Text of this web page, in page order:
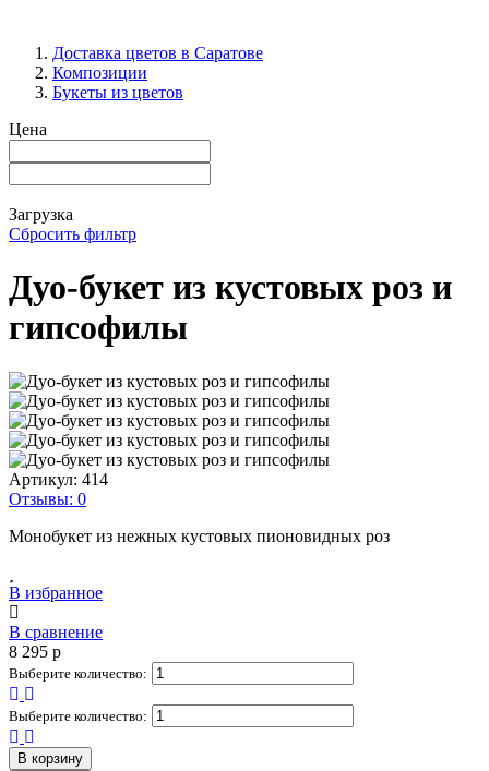
Доставка цветов в Саратове
Композиции
Букеты из цветов
Цена
Загрузка
Сбросить фильтр
Дуо-букет из кустовых роз и
гипсофилы
Артикул: 414
Отзывы: 0
Монобукет из нежных кустовых пионовидных роз
В избранное
В сравнение
8 295 p
Выберите количество:
Выберите количество:
В корзину